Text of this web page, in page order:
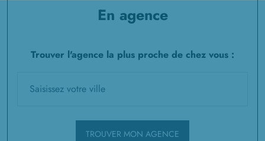
En agence
Trouver l'agence la plus proche de chez vous :
TROUVER MON AGENCE